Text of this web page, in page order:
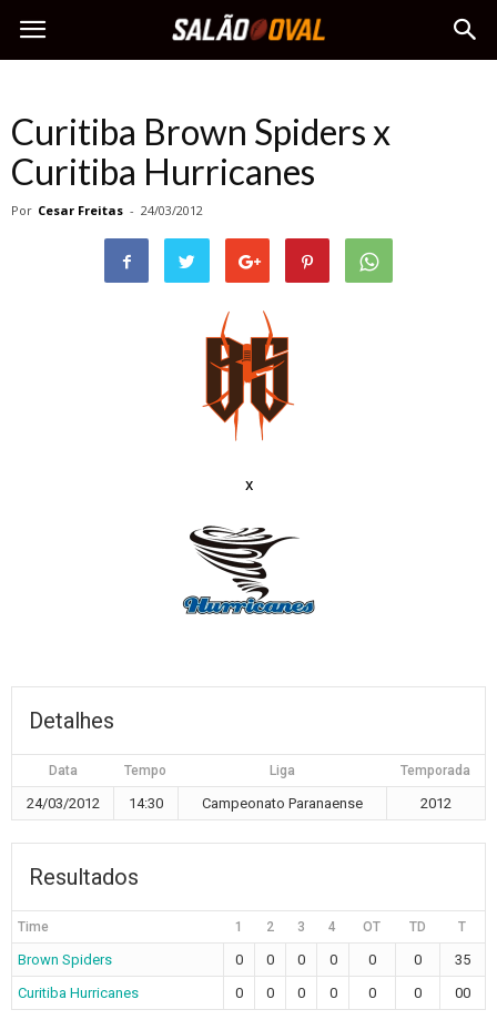
Curitiba Brown Spiders x
Curitiba Hurricanes
Por Cesar Freitas - 24/03/2012
x
Detalhes
Data Tempo Liga Temporada
24/03/2012 14:30 Campeonato Paranaense 2012
Resultados
Time 1 2 3 4 OT TD T
Brown Spiders 0 0 0 0 0 0
35
Curitiba Hurricanes
0 0 0 0 0 0 00